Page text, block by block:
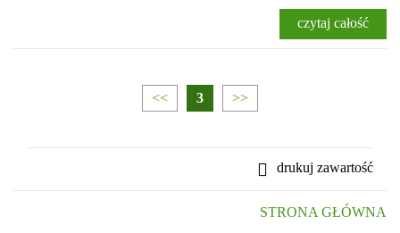
czytaj całość
<< 3 >>
drukuj zawartość
STRONA GŁÓWNA